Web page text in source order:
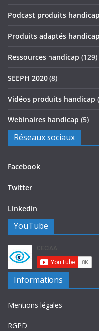
Podcast produits handicap
Produits adaptés handicap
Ressources handicap (129)
SEEPH 2020 (8)
Vidéos produits handicap
Webinaires handicap (5)
Réseaux sociaux
Facebook
Twitter
Linkedin
YouTube
Informations
Mentions légales
RGPD